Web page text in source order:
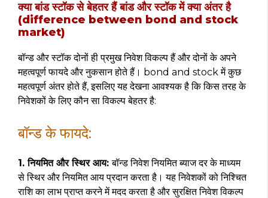
क्या बांड स्टॉक से बेहतर हैं बांड और स्टॉक में क्या अंतर है
(difference between bond and stock
market)
बॉन्ड और स्टॉक दोनों ही प्रमुख निवेश विकल्प हैं और दोनों के अपने
महत्वपूर्ण फायदे और नुकसान होते हैं। bond and stock में कुछ
महत्वपूर्ण अंतर होते हैं, इसलिए यह देखना आवश्यक है कि किस तरह के
निवेशकों के लिए कौन सा विकल्प बेहतर है:
बॉन्ड के फायदे:
1. नियमित और स्थिर आय:बॉन्ड निवेश नियमित ब्याज दर के माध्यम
से स्थिर और नियमित आय प्रदान करता है। यह निवेशकों को निश्चित
राशि का लाभ प्राप्त करने में मदद करता है और सुरक्षित निवेश विकल्प